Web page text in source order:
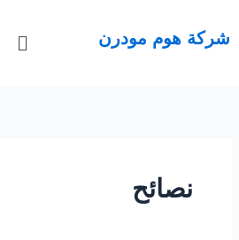
شركة هوم مودرن القائمة
نصائح